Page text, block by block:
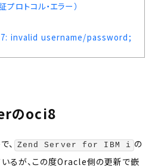
ロトコル・エラー）
invalid username/password;
のoci8
、 Zend Server for IBM i の
るが、この度Oracle側の更新で嵌